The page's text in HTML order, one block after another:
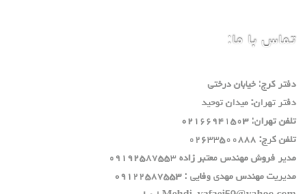
تماس با ما:
دفتر كرج: خيابان درختي
دفتر تهران: ميدان توحيد
تلفن تهران: ٠٢١٦٦٩٤١٥٠٣
تلفن كرج: ٠٢٦٣٣٥٠٠٨٨٨
مدير فروش مهندس معتبر زاده ٠٩١٩٢٥٨٧٥٥٣
مديريت مهندس مهدي وفايي : ٠٩١٢٢٥٨٧٥٥٣